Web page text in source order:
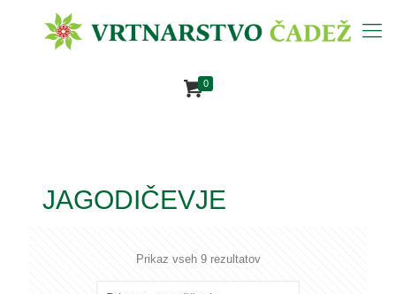
0
JAGODIČEVJE
Prikaz vseh 9 rezultatov